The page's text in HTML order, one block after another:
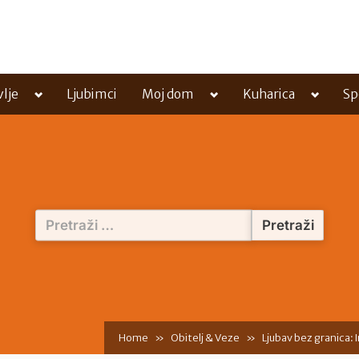
Toggle
menu
Ljubimci Moj dom
Toggle
menu
Kuharica
Toggle
menu
Pretraži:
Home Obitelj & Veze Ljubav bez granica: